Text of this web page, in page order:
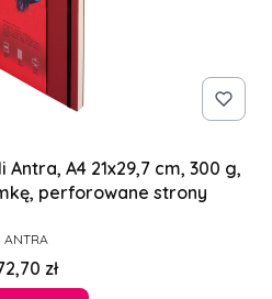
A4 21x29,7 cm, 300 g,
perforowane strony
PRODUCENT
ANTRA
zł